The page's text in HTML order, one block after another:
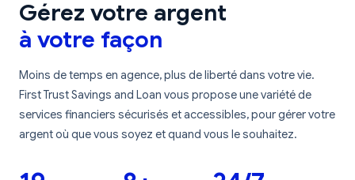
Gérez votre argent
à votre façon
Moins de temps en agence, plus de liberté dans votre vie.
First Trust Savings and Loan vous propose une variété de
services financiers sécurisés et accessibles, pour gérer votre
argent où que vous soyez et quand vous le souhaitez.